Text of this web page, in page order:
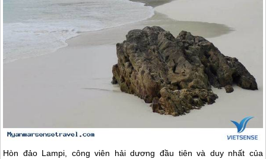
Hòn đảo Lampi, công viên hải dương đầu tiên và duy nhất của